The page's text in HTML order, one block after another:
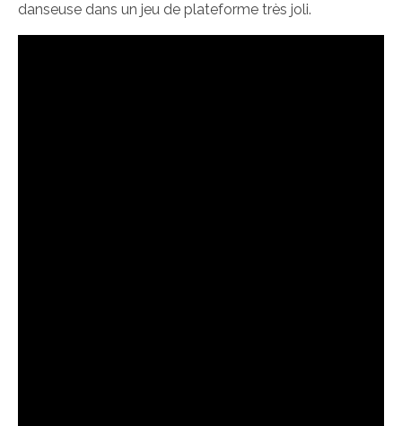
danseuse dans un jeu de plateforme très joli.